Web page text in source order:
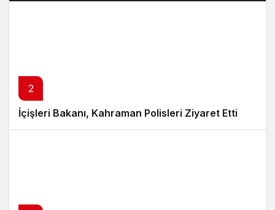
2
İçişleri Bakanı, Kahraman Polisleri Ziyaret Etti